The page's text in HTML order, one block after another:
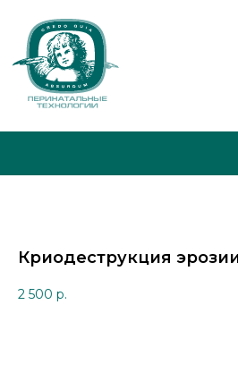
АКЦИИ
Криодеструкция
2 500 р.